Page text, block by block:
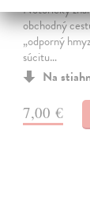
Notoricky
obchodný
„odporný
súcitu…
Na
7,00 €